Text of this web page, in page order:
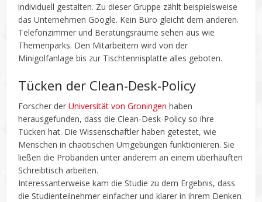
individuell gestalten. Zu dieser Gruppe zählt beispielsweise
das Unternehmen Google. Kein Büro gleicht dem anderen.
Telefonzimmer und Beratungsräume sehen aus wie
Themenparks. Den Mitarbeitern wird von der
Minigolfanlage bis zur Tischtennisplatte alles geboten.
Tücken der Clean-Desk-Policy
Forscher derUniversität von Groningen haben
herausgefunden, dass die Clean-Desk-Policy so ihre
Tücken hat. Die Wissenschaftler haben getestet, wie
Menschen in chaotischen Umgebungen funktionieren. Sie
ließen die Probanden unter anderem an einem überhäuften
Schreibtisch arbeiten.
Interessanterweise kam die Studie zu dem Ergebnis, dass
die Studienteilnehmer einfacher und klarer in ihrem Denken